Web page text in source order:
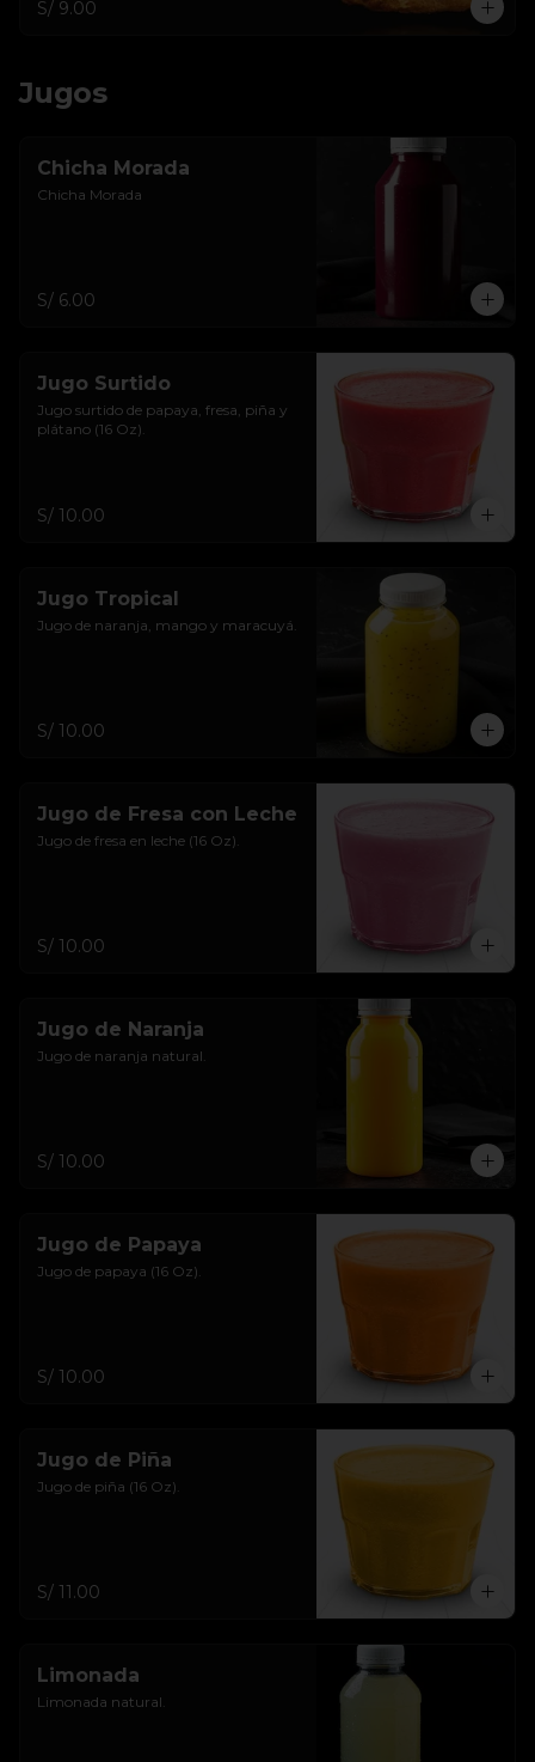
S/ 9.00
Jugos
Chicha Morada
Chicha Morada
S/ 6.00
Jugo Surtido
Jugo surtido de papaya, fresa, piña y
plátano (16 Oz).
S/ 10.00
Jugo Tropical
Jugo de naranja, mango y maracuyá.
S/ 10.00
Jugo de Fresa con Leche
Jugo de fresa en leche (16 Oz).
S/ 10.00
Jugo de Naranja
Jugo de naranja natural.
S/ 10.00
Jugo de Papaya
Jugo de papaya (16 Oz).
S/ 10.00
Jugo de Piña
Jugo de piña (16 Oz).
S/ 11.00
Limonada
Limonada natural.